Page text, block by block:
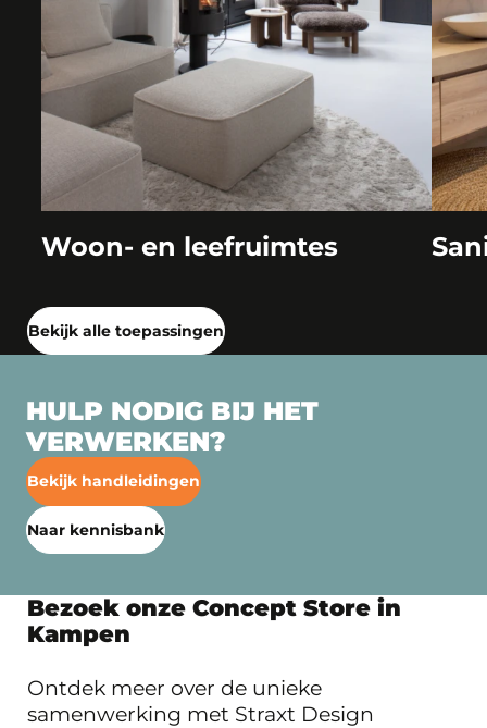
Woon- en leefruimtes
Bekijk alle toepassingen
HULP NODIG BIJ HET
VERWERKEN?
Bekijk handleidingen
Naar kennisbank
Bezoek onze Concept Store in
Kampen
Ontdek meer over de unieke
samenwerking met Straxt Design